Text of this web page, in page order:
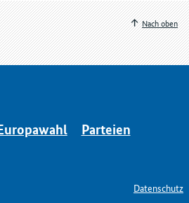
Nach oben
Parteien
Datenschutz